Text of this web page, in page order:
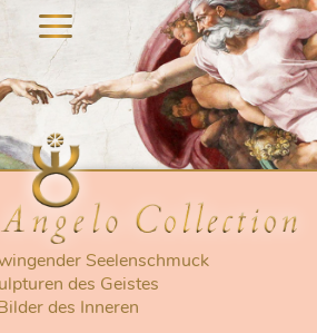
Seelenschmuck
des Geistes
des Inneren